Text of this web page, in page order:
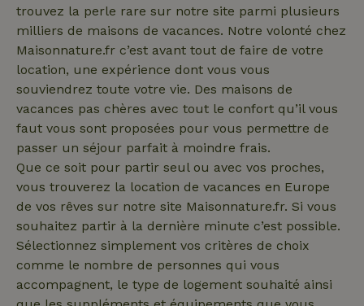
trouvez la perle rare sur notre site parmi plusieurs
milliers de maisons de vacances. Notre volonté chez
Maisonnature.fr c’est avant tout de faire de votre
location, une expérience dont vous vous
souviendrez toute votre vie. Des maisons de
vacances pas chères avec tout le confort qu’il vous
faut vous sont proposées pour vous permettre de
passer un séjour parfait à moindre frais.
Que ce soit pour partir seul ou avec vos proches,
vous trouverez la location de vacances en Europe
de vos rêves sur notre site Maisonnature.fr. Si vous
souhaitez partir à la dernière minute c’est possible.
Sélectionnez simplement vos critères de choix
comme le nombre de personnes qui vous
accompagnent, le type de logement souhaité ainsi
_nhftconstraint_search-
geo-json
www.maisonnature.fr
_nhftconstraint_search-
www.maisonnature.fr